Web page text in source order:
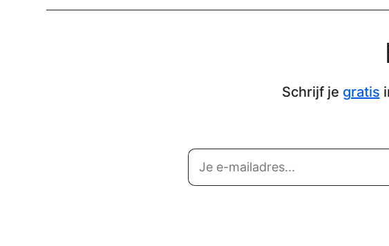
Schrijf je gratis